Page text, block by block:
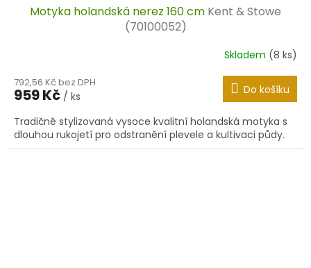
Motyka holandská nerez 160 cm Kent & Stowe
(70100052)
Skladem (8 ks)
792,56 Kč bez DPH
959 Kč / ks Do košíku
Tradičně stylizovaná vysoce kvalitní holandská motyka s
dlouhou rukojetí pro odstranění plevele a kultivaci půdy.